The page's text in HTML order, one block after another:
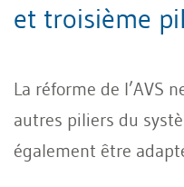
et troisième
La réforme de l’AVS
autres piliers du
également être